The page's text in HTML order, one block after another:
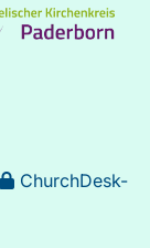
ChurchDesk-